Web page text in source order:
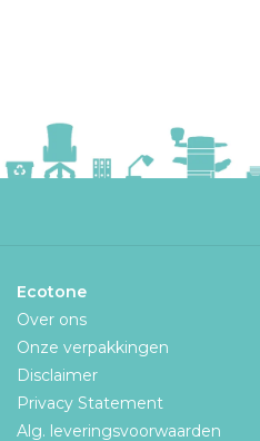
Ecotone
Over ons
Onze verpakkingen
Disclaimer
Privacy Statement
Alg. leveringsvoorwaarden